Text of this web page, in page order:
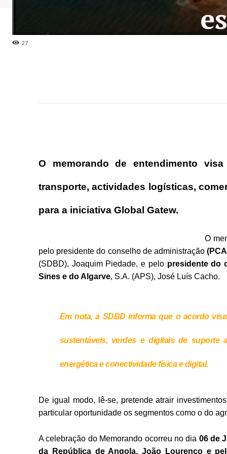
27
O memorando de entendimento
transporte, actividades logísticas,
para a iniciativa Global Gatew.
O
pelo presidente do conselho de administração
(SDBD), Joaquim Piedade, e pelo presidente do
Sines e do Algarve, S.A. (APS), José Luís Cacho.
Em nota, a SDBD informa que o acordo
sustentáveis, verdes e digitais de suporte
energética e conectividade física e digital.
De igual modo, lê-se, pretende atrair
particular oportunidade os segmentos como o do
A celebração do Memorando ocorreu no dia 06 de
da República de Angola, João Lourenço e